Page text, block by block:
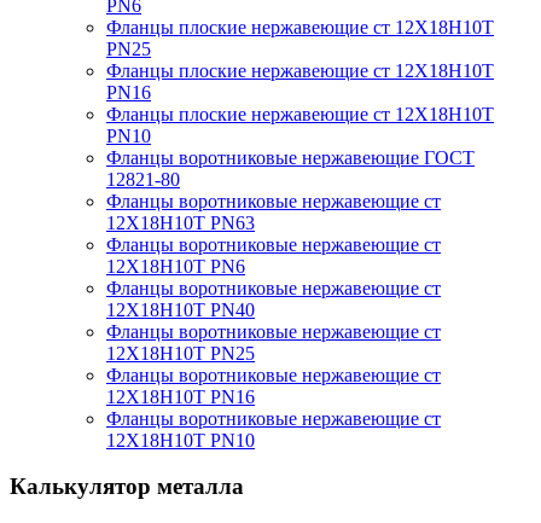
PN6
Фланцы плоские нержавеющие ст 12Х18Н10Т
PN25
Фланцы плоские нержавеющие ст 12Х18Н10Т
PN16
Фланцы плоские нержавеющие ст 12Х18Н10Т
PN10
Фланцы воротниковые нержавеющие ГОСТ
12821-80
Фланцы воротниковые нержавеющие ст
12Х18Н10Т PN63
Фланцы воротниковые нержавеющие ст
12Х18Н10Т PN6
Фланцы воротниковые нержавеющие ст
12Х18Н10Т PN40
Фланцы воротниковые нержавеющие ст
12Х18Н10Т PN25
Фланцы воротниковые нержавеющие ст
12Х18Н10Т PN16
Фланцы воротниковые нержавеющие ст
12Х18Н10Т PN10
Калькулятор металла